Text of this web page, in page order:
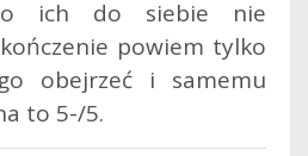
ich do siebie nie
powiem tylko
obejrzeć i samemu
to 5-/5.